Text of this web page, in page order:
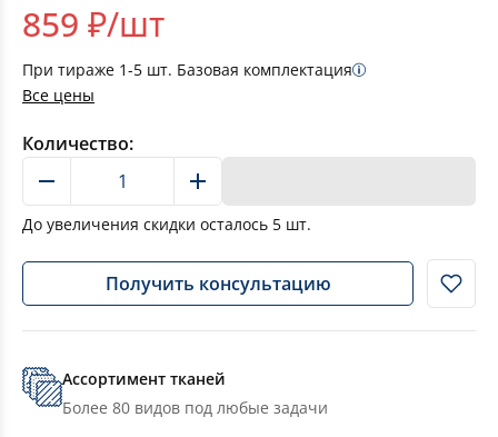
859 ₽/шт
При тираже 1-5 шт. Базовая комплектация
Все цены
Количество:
До увеличения скидки осталось 5 шт.
Получить консультацию
Ассортимент тканей
Более 80 видов под любые задачи